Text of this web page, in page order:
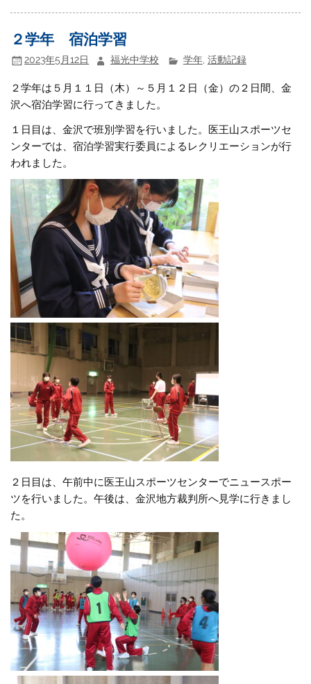
２学年 宿泊学習
2023年5月12日 福光中学校 学年, 活動記録
２学年は５月１１日（木）～５月１２日（金）の２日間、金
沢へ宿泊学習に行ってきました。
１日目は、金沢で班別学習を行いました。医王山スポーツセ
ンターでは、宿泊学習実行委員によるレクリエーションが行
われました。
２日目は、午前中に医王山スポーツセンターでニュースポー
ツを行いました。午後は、金沢地方裁判所へ見学に行きまし
た。